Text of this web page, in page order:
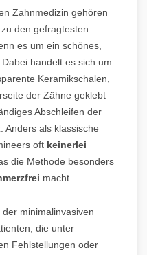
Zahnmedizin gehören
den gefragtesten
es um ein schönes,
handelt es sich um
Keramikschalen,
der Zähne geklebt
Abschleifen der
Anders als klassische
oft keinerlei
die Methode besonders
macht.
minimalinvasiven
die unter
Fehlstellungen oder